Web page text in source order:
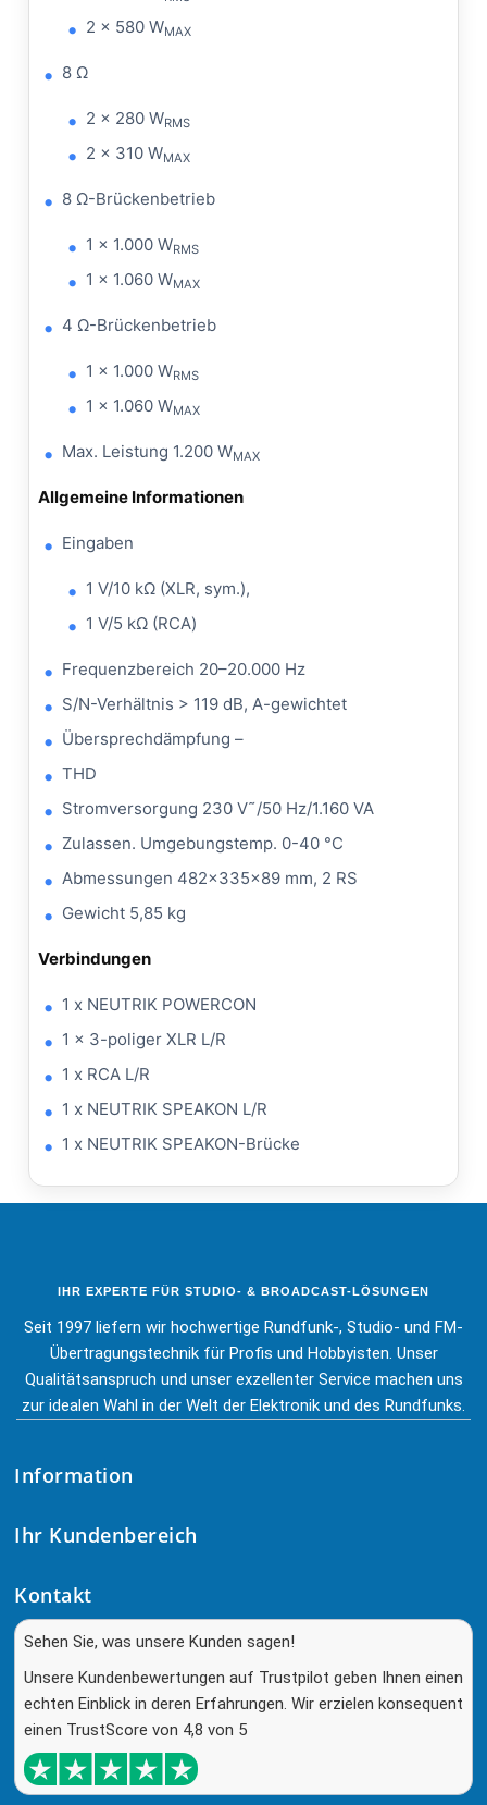
2 x 580 WMAX
8 Ω
2 x 280 WRMS
2 x 310 WMAX
8 Ω-Brückenbetrieb
1 x 1.000 WRMS
1 x 1.060 WMAX
4 Ω-Brückenbetrieb
1 x 1.000 WRMS
1 x 1.060 WMAX
Max. Leistung 1.200 WMAX
Allgemeine Informationen
Eingaben
1 V/10 kΩ (XLR, sym.),
1 V/5 kΩ (RCA)
Frequenzbereich 20–20.000 Hz
S/N-Verhältnis > 119 dB, A-gewichtet
Übersprechdämpfung –
THD
Stromversorgung 230 V˜/50 Hz/1.160 VA
Zulassen. Umgebungstemp. 0-40 °C
Abmessungen 482x335x89 mm, 2 RS
Gewicht 5,85 kg
Verbindungen
1 x NEUTRIK POWERCON
1 x 3-poliger XLR L/R
1 x RCA L/R
1 x NEUTRIK SPEAKON L/R
1 x NEUTRIK SPEAKON-Brücke
IHR EXPERTE FÜR STUDIO- & BROADCAST-LÖSUNGEN
Seit 1997 liefern wir hochwertige Rundfunk-, Studio- und FM-
Übertragungstechnik für Profis und Hobbyisten. Unser
Qualitätsanspruch und unser exzellenter Service machen uns
zur idealen Wahl in der Welt der Elektronik und des Rundfunks.
Information
Ihr Kundenbereich
Kontakt
Sehen Sie, was unsere Kunden sagen!
Unsere Kundenbewertungen auf Trustpilot geben Ihnen einen
echten Einblick in deren Erfahrungen. Wir erzielen konsequent
einen TrustScore von 4,8 von 5